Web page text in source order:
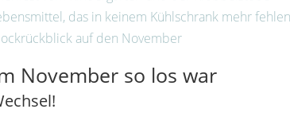
das in keinem Kühlschrank mehr
auf den November
November so los war